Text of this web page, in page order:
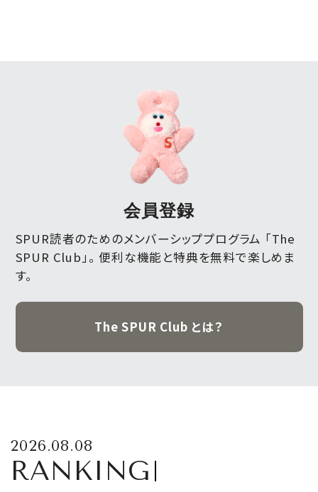
会員登録
SPUR読者のためのメンバーシッププログラム 「The
SPUR Club」。 便利な機能と特典を無料で楽しめま
す。
The SPUR Club とは？
2026.08.08
RANKING